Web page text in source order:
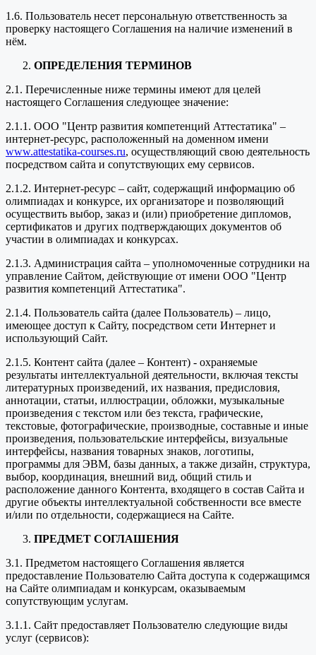
1.6. Пользователь несет персональную ответственность за
проверку настоящего Соглашения на наличие изменений в
нём.
ОПРЕДЕЛЕНИЯ ТЕРМИНОВ
2.1. Перечисленные ниже термины имеют для целей
настоящего Соглашения следующее значение:
2.1.1. ООО "Центр развития компетенций Аттестатика" –
интернет-ресурс, расположенный на доменном имени
www.attestatika-courses.ru, осуществляющий свою деятельность
посредством сайта и сопутствующих ему сервисов.
2.1.2. Интернет-ресурс – сайт, содержащий информацию об
олимпиадах и конкурсе, их организаторе и позволяющий
осуществить выбор, заказ и (или) приобретение дипломов,
сертификатов и других подтверждающих документов об
участии в олимпиадах и конкурсах.
2.1.3. Администрация сайта – уполномоченные сотрудники на
управление Сайтом, действующие от имени ООО "Центр
развития компетенций Аттестатика".
2.1.4. Пользователь сайта (далее Пользователь) – лицо,
имеющее доступ к Сайту, посредством сети Интернет и
использующий Сайт.
2.1.5. Контент сайта (далее – Контент) - охраняемые
результаты интеллектуальной деятельности, включая тексты
литературных произведений, их названия, предисловия,
аннотации, статьи, иллюстрации, обложки, музыкальные
произведения с текстом или без текста, графические,
текстовые, фотографические, производные, составные и иные
произведения, пользовательские интерфейсы, визуальные
интерфейсы, названия товарных знаков, логотипы,
программы для ЭВМ, базы данных, а также дизайн, структура,
выбор, координация, внешний вид, общий стиль и
расположение данного Контента, входящего в состав Сайта и
другие объекты интеллектуальной собственности все вместе
и/или по отдельности, содержащиеся на Сайте.
ПРЕДМЕТ СОГЛАШЕНИЯ
3.1. Предметом настоящего Соглашения является
предоставление Пользователю Сайта доступа к содержащимся
на Сайте олимпиадам и конкурсам, оказываемым
сопутствующим услугам.
3.1.1. Сайт предоставляет Пользователю следующие виды
услуг (сервисов):